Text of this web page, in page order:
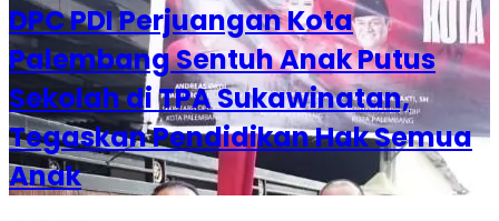
DPC PDI Perjuangan Kota
Palembang Sentuh Anak Putus
Sekolah di TPA Sukawinatan,
Tegaskan Pendidikan Hak Semua
Anak